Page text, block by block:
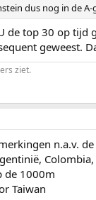
dus nog in de
de top 30 op tijd
geweest.
ziet.
n.a.v.
de 1000m
Taiwan